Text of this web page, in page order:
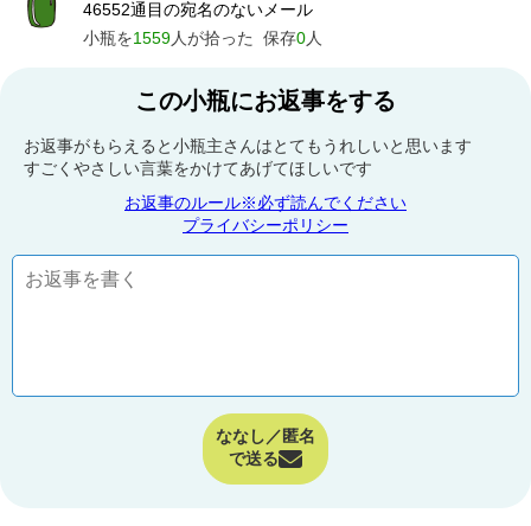
46552通目の宛名のないメール
小瓶を1559 人が拾った 保存0 人
この小瓶にお返事をする
お返事がもらえると小瓶主さんはとてもうれしいと思います
すごくやさしい言葉をかけてあげてほしいです
お返事のルール※必ず読んでください
プライバシーポリシー
ななし／匿名
で送る